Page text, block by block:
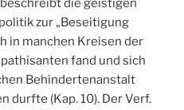
beschreibt die geistigen
zur „Beseitigung
in manchen Kreisen der
fand und sich
Behindertenanstalt
durfte (Kap. 10). Der Verf.